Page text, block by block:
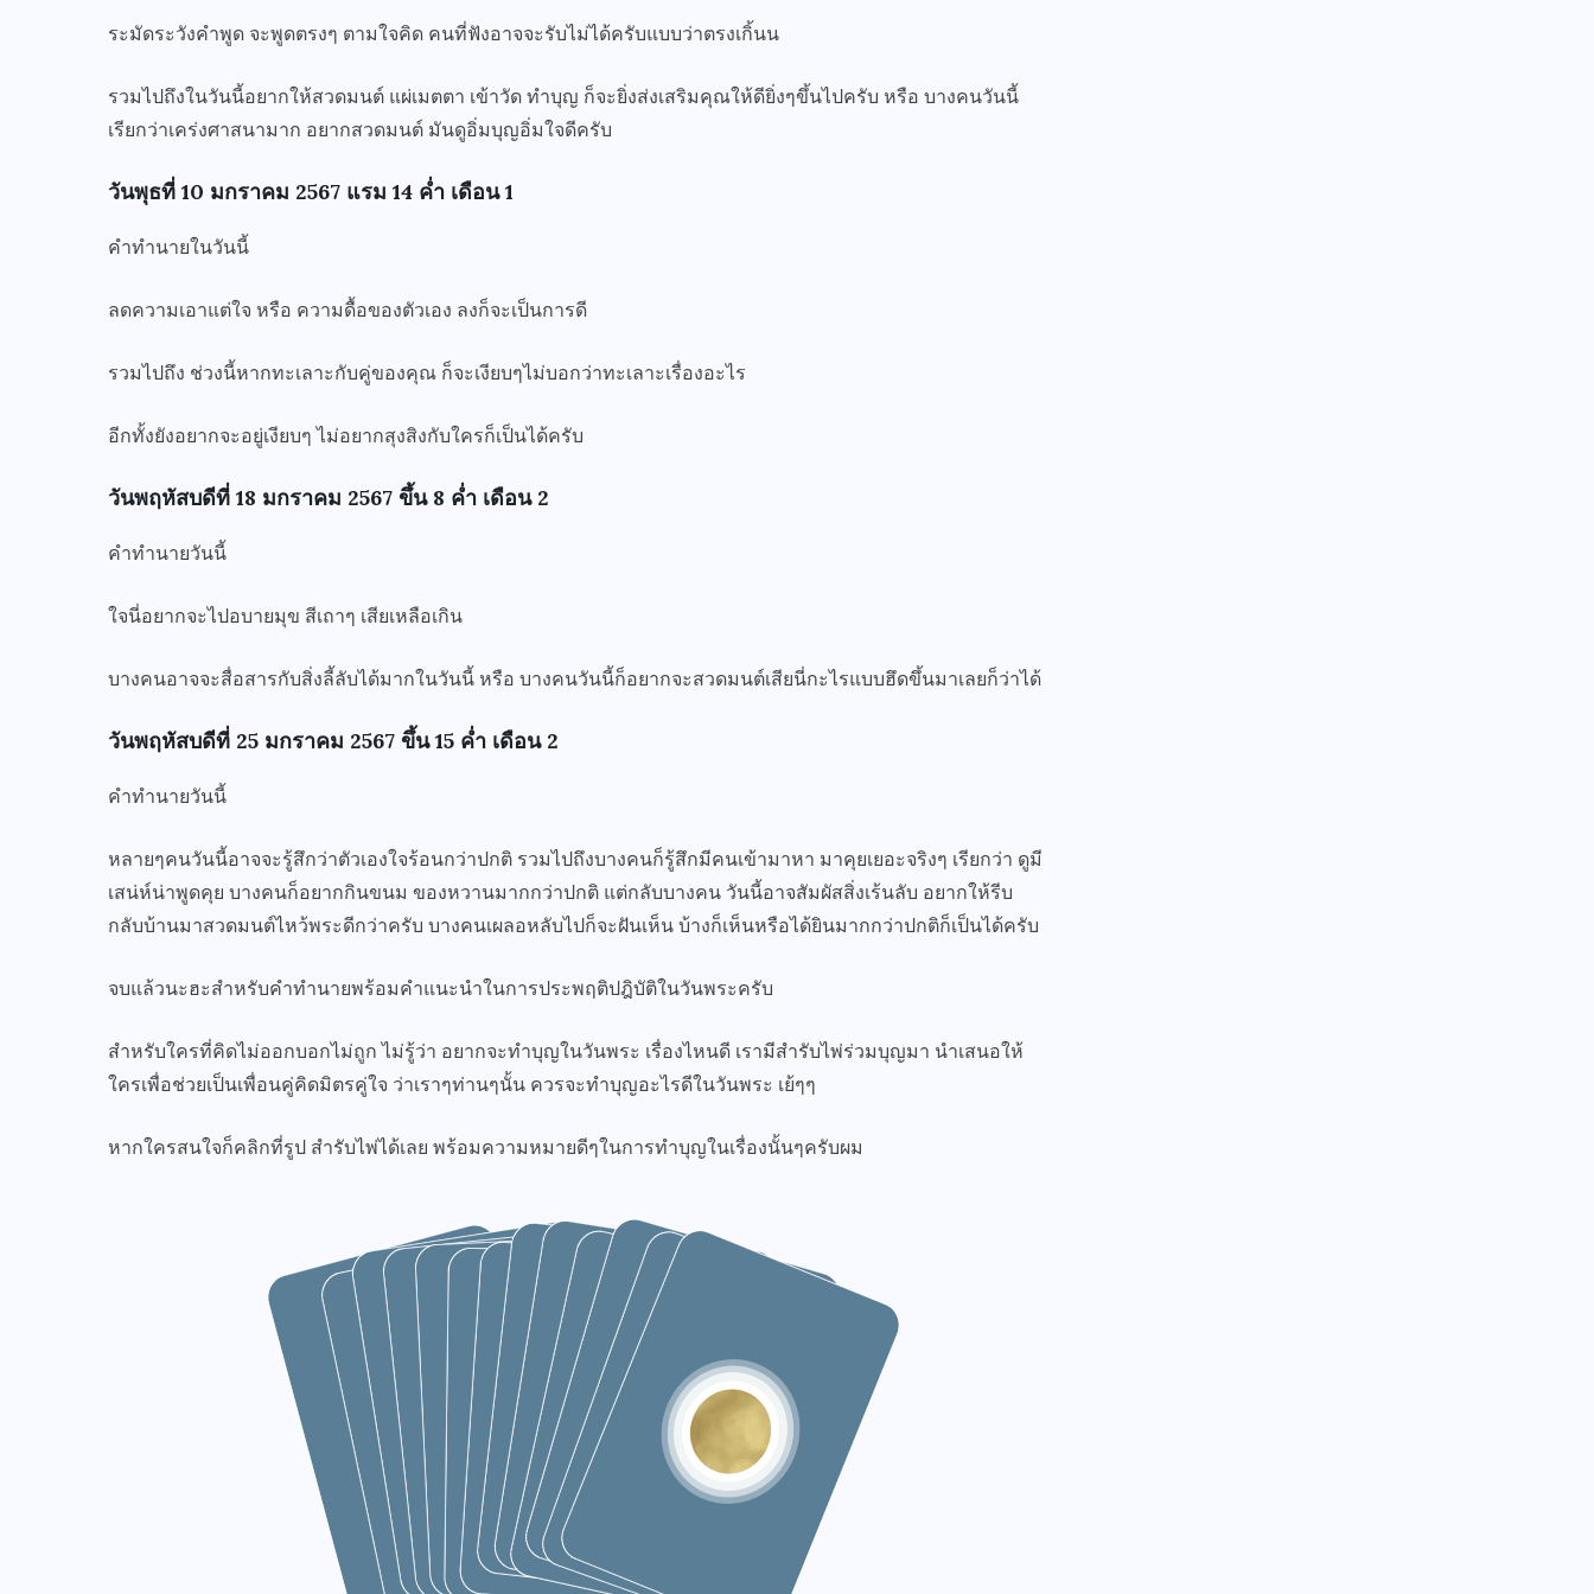
ระมัดระวังคำพูด จะพูดตรงๆ ตามใจคิด คนที่ฟังอาจจะรับไม่ได้ครับแบบว่าตรงเกิ้นน
รวมไปถึงในวันนี้อยากให้สวดมนต์ แผ่เมตตา เข้าวัด ทำบุญ ก็จะยิ่งส่งเสริมคุณให้ดียิ่งๆขึ้นไปครับ หรือ บางคนวันนี้
เรียกว่าเคร่งศาสนามาก อยากสวดมนต์ มันดูอิ่มบุญอิ่มใจดีครับ
วันพุธที่ 10 มกราคม 2567 แรม 14 ค่ำ เดือน 1
คำทำนายในวันนี้
ลดความเอาแต่ใจ หรือ ความดื้อของตัวเอง ลงก็จะเป็นการดี
รวมไปถึง ช่วงนี้หากทะเลาะกับคู่ของคุณ ก็จะเงียบๆไม่บอกว่าทะเลาะเรื่องอะไร
อีกทั้งยังอยากจะอยู่เงียบๆ ไม่อยากสุงสิงกับใครก็เป็นได้ครับ
วันพฤหัสบดีที่ 18 มกราคม 2567 ขึ้น 8 ค่ำ เดือน 2
คำทำนายวันนี้
ใจนี่อยากจะไปอบายมุข สีเถาๆ เสียเหลือเกิน
บางคนอาจจะสื่อสารกับสิ่งลี้ลับได้มากในวันนี้ หรือ บางคนวันนี้ก็อยากจะสวดมนต์เสียนี่กะไรแบบฮึดขึ้นมาเลยก็ว่าได้
วันพฤหัสบดีที่ 25 มกราคม 2567 ขึ้น 15 ค่ำ เดือน 2
คำทำนายวันนี้
หลายๆคนวันนี้อาจจะรู้สึกว่าตัวเองใจร้อนกว่าปกติ รวมไปถึงบางคนก็รู้สึกมีคนเข้ามาหา มาคุยเยอะจริงๆ เรียกว่า ดูมี
เสน่ห์น่าพูดคุย บางคนก็อยากกินขนม ของหวานมากกว่าปกติ แต่กลับบางคน วันนี้อาจสัมผัสสิ่งเร้นลับ อยากให้รีบ
กลับบ้านมาสวดมนต์ไหว้พระดีกว่าครับ บางคนเผลอหลับไปก็จะฝันเห็น บ้างก็เห็นหรือได้ยินมากกว่าปกติก็เป็นได้ครับ
จบแล้วนะฮะสำหรับคำทำนายพร้อมคำแนะนำในการประพฤติปฎิบัติในวันพระครับ
สำหรับใครที่คิดไม่ออกบอกไม่ถูก ไม่รู้ว่า อยากจะทำบุญในวันพระ เรื่องไหนดี เรามีสำรับไพ่ร่วมบุญมา นำเสนอให้
ใครเพื่อช่วยเป็นเพื่อนคู่คิดมิตรคู่ใจ ว่าเราๆท่านๆนั้น ควรจะทำบุญอะไรดีในวันพระ เย้ๆๆ
หากใครสนใจก็คลิกที่รูป สำรับไพ่ได้เลย พร้อมความหมายดีๆในการทำบุญในเรื่องนั้นๆครับผม